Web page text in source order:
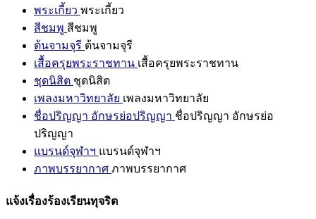
พระเกี้ยว พระเกี้ยว
สีชมพู สีชมพู
ต้นจามจุรี ต้นจามจุรี
เสื้อครุยพระราชทาน เสื้อครุยพระราชทาน
ชุดนิสิต ชุดนิสิต
เพลงมหาวิทยาลัย เพลงมหาวิทยาลัย
ชื่อปริญญา อักษรย่อปริญญา ชื่อปริญญา อักษรย่อ
ปริญญา
แบรนด์จุฬาฯ แบรนด์จุฬาฯ
ภาพบรรยากาศ ภาพบรรยากาศ
แจ้งเรื่องร้องเรียนทุจริต